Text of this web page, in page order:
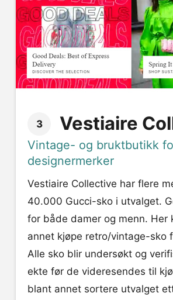
3 Vestiaire
Vintage- og bruktbutikk
designermerker
Vestiaire Collective har flere
40.000 Gucci-sko i utvalget.
for både damer og menn. Her
annet kjøpe retro/vintage-sko
Alle sko blir undersøkt og
ekte før de videresendes til
blant annet sortere utvalget